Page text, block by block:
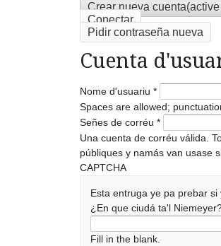
Crear nueva cuenta
Conectar
Pidir contraseña nueva
Cuenta
Nome d'usuariu *
Spaces are allowed;
Señes de corréu *
Una cuenta de corréu válida.
públiques y namás van usase
CAPTCHA
Esta entruga ye pa prebar
¿En que ciudá ta'l
Fill in the blank.